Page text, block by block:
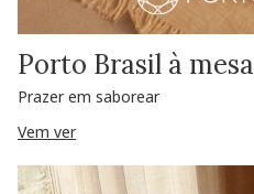
Porto Brasil à mesa
Prazer em saborear
Vem ver